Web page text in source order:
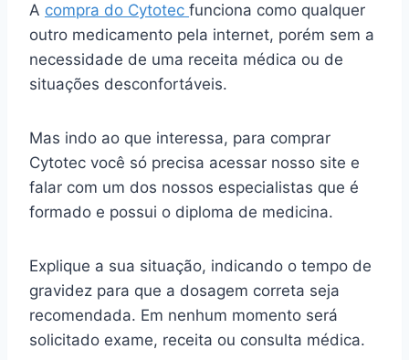
A compra do Cytotec funciona como qualquer
outro medicamento pela internet, porém sem a
necessidade de uma receita médica ou de
situações desconfortáveis.
Mas indo ao que interessa, para comprar
Cytotec você só precisa acessar nosso site e
falar com um dos nossos especialistas que é
formado e possui o diploma de medicina.
Explique a sua situação, indicando o tempo de
gravidez para que a dosagem correta seja
recomendada. Em nenhum momento será
solicitado exame, receita ou consulta médica.